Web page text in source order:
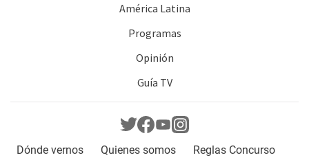
América Latina
Programas
Opinión
Guía TV
Dónde vernos Quienes somos
Reglas Concurso